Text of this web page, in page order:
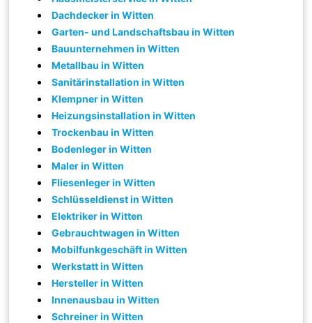
Dachdecker in Witten
Garten- und Landschaftsbau in Witten
Bauunternehmen in Witten
Metallbau in Witten
Sanitärinstallation in Witten
Klempner in Witten
Heizungsinstallation in Witten
Trockenbau in Witten
Bodenleger in Witten
Maler in Witten
Fliesenleger in Witten
Schlüsseldienst in Witten
Elektriker in Witten
Gebrauchtwagen in Witten
Mobilfunkgeschäft in Witten
Werkstatt in Witten
Hersteller in Witten
Innenausbau in Witten
Schreiner in Witten